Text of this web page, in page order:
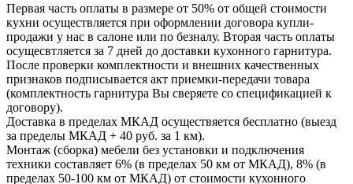
Первая часть оплаты в размере от 50% от общей стоимости
кухни осуществляется при оформлении договора купли-
продажи у нас в салоне или по безналу. Вторая часть оплаты
осущесвтляется за 7 дней до доставки кухонного гарнитура.
После проверки комплектности и внешних качественных
признаков подписывается акт приемки-передачи товара
(комплектность гарнитура Вы сверяете со спецификацией к
договору).
Доставка в пределах МКАД осуществяется бесплатно (выезд
за пределы МКАД + 40 руб. за 1 км).
Монтаж (сборка) мебели без установки и подключения
техники составляет 6% (в пределах 50 км от МКАД), 8% (в
пределах 50-100 км от МКАД) от стоимости кухонного